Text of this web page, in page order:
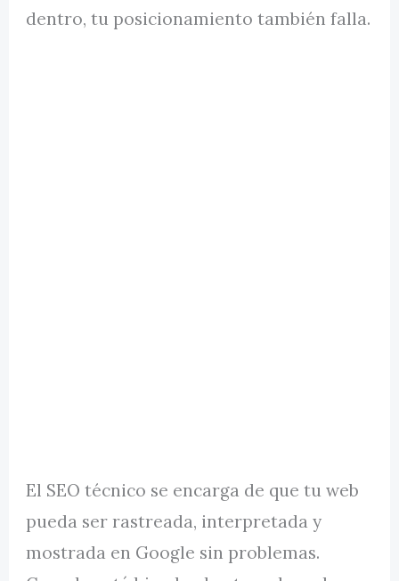
dentro, tu posicionamiento también falla.
El SEO técnico se encarga de que tu web
pueda ser rastreada, interpretada y
mostrada en Google sin problemas.